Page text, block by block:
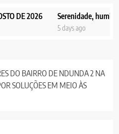
DE 2026 Serenidade,
5 days ago
DO BAIRRO DE NDUNDA 2 NA
SOLUÇÕES EM MEIO ÀS